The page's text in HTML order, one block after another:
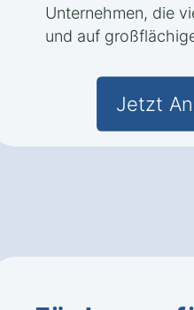
Unternehmen, die
und auf
Jetzt